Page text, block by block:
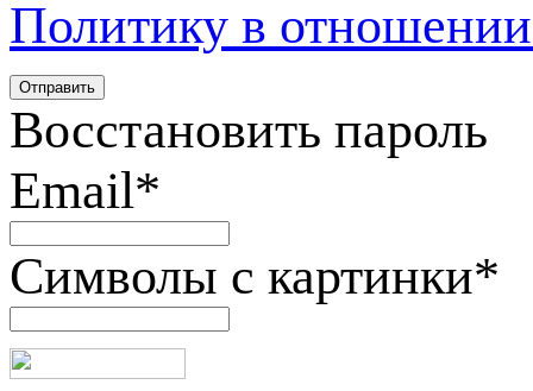
Политику в
Восстановить пароль
Email*
Символы с картинки*